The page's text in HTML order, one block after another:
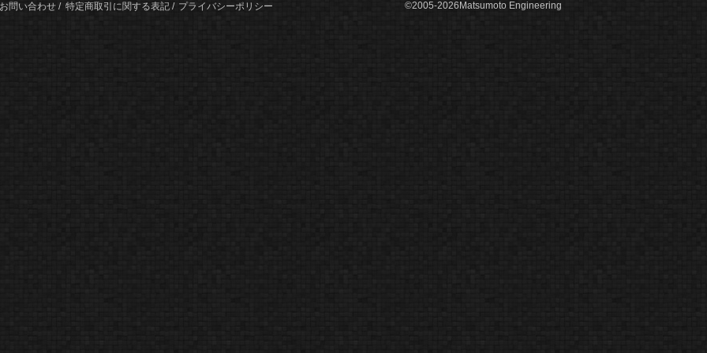
問い合わせ 特定商取引に関する表記 プライバシーポリシー ©2005-2026Matsumoto Engineering